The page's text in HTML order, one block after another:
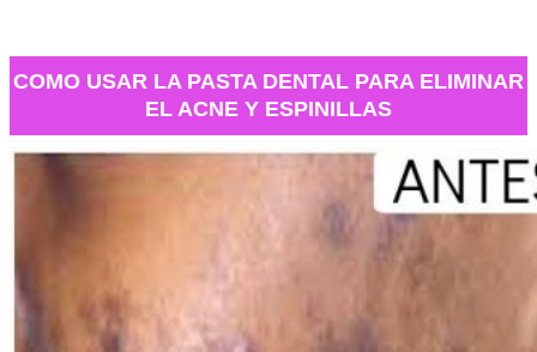
COMO USAR LA PASTA DENTAL PARA ELIMINAR
EL ACNE Y ESPINILLAS